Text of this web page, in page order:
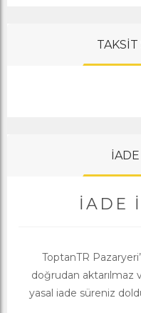
TAKSİT
İADE
ToptanTR
doğrudan aktarılmaz
yasal iade süreniz